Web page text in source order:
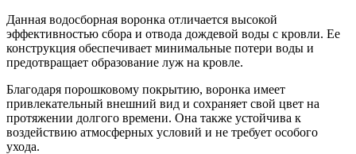
Данная водосборная воронка отличается высокой
эффективностью сбора и отвода дождевой воды с кровли. Ее
конструкция обеспечивает минимальные потери воды и
предотвращает образование луж на кровле.
Благодаря порошковому покрытию, воронка имеет
привлекательный внешний вид и сохраняет свой цвет на
протяжении долгого времени. Она также устойчива к
воздействию атмосферных условий и не требует особого
ухода.